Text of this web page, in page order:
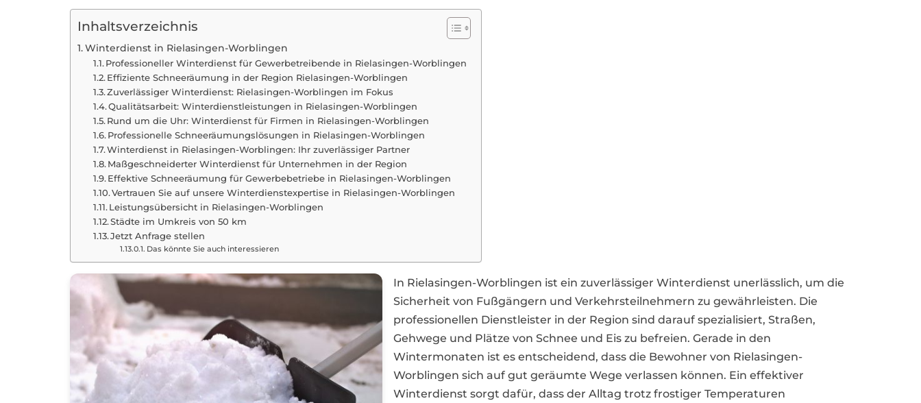
Inhaltsverzeichnis
Winterdienst in Rielasingen-Worblingen
Professioneller Winterdienst für Gewerbetreibende in Rielasingen-Worblingen
Effiziente Schneeräumung in der Region Rielasingen-Worblingen
Zuverlässiger Winterdienst: Rielasingen-Worblingen im Fokus
Qualitätsarbeit: Winterdienstleistungen in Rielasingen-Worblingen
Rund um die Uhr: Winterdienst für Firmen in Rielasingen-Worblingen
Professionelle Schneeräumungslösungen in Rielasingen-Worblingen
Winterdienst in Rielasingen-Worblingen: Ihr zuverlässiger Partner
Maßgeschneiderter Winterdienst für Unternehmen in der Region
Effektive Schneeräumung für Gewerbebetriebe in Rielasingen-Worblingen
Vertrauen Sie auf unsere Winterdienstexpertise in Rielasingen-Worblingen
Leistungsübersicht in Rielasingen-Worblingen
Städte im Umkreis von 50 km
Jetzt Anfrage stellen
Das könnte Sie auch interessieren
In Rielasingen-Worblingen ist ein zuverlässiger Winterdienst unerlässlich, um die
Sicherheit von Fußgängern und Verkehrsteilnehmern zu gewährleisten. Die
professionellen Dienstleister in der Region sind darauf spezialisiert, Straßen,
Gehwege und Plätze von Schnee und Eis zu befreien. Gerade in den
Wintermonaten ist es entscheidend, dass die Bewohner von Rielasingen-
Worblingen sich auf gut geräumte Wege verlassen können. Ein effektiver
Winterdienst sorgt dafür, dass der Alltag trotz frostiger Temperaturen